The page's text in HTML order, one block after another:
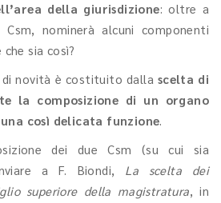
della giurisdizione: oltre a
nominerà alcuni componenti
sia così?
di novità è costituito dalla scelta di
la composizione di un organo
così delicata funzione.
dei due Csm (su cui sia
a F. Biondi, La scelta dei
superiore della magistratura, in